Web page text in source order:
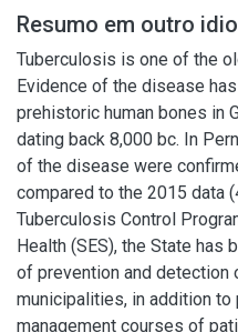
Resumo em outro
Tuberculosis is one of the
Evidence of the disease
prehistoric human bones in
dating back 8,000 bc. In
of the disease were
compared to the 2015 data
Tuberculosis Control
Health (SES), the State has
of prevention and detection
municipalities, in addition
management courses of